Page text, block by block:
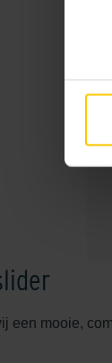
een mooie,